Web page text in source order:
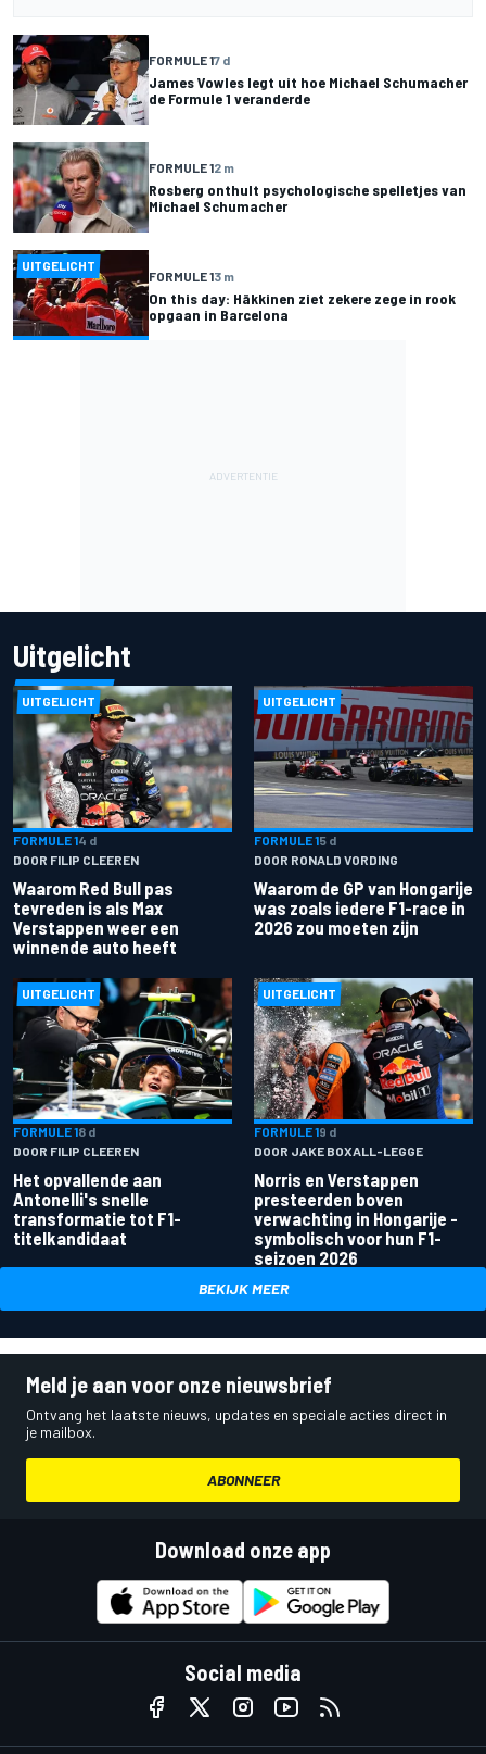
FORMULE 17 d
James Vowles legt uit hoe Michael Schumacher
de Formule 1 veranderde
FORMULE 12 m
Rosberg onthult psychologische spelletjes van
Michael Schumacher
UITGELICHT
FORMULE 13 m
On this day: Häkkinen ziet zekere zege in rook
opgaan in Barcelona
Uitgelicht
UITGELICHT
FORMULE 14 d
DOOR FILIP CLEEREN
Waarom Red Bull pas
tevreden is als Max
Verstappen weer een
winnende auto heeft
UITGELICHT
FORMULE 15 d
DOOR RONALD VORDING
Waarom de GP van Hongarije
was zoals iedere F1-race in
2026 zou moeten zijn
UITGELICHT
FORMULE 18 d
DOOR FILIP CLEEREN
Het opvallende aan
Antonelli's snelle
transformatie tot F1-
titelkandidaat
UITGELICHT
FORMULE 19 d
DOOR JAKE BOXALL-LEGGE
Norris en Verstappen
presteerden boven
verwachting in Hongarije -
symbolisch voor hun F1-
seizoen 2026
BEKIJK MEER
Meld je aan voor onze nieuwsbrief
Ontvang het laatste nieuws, updates en speciale acties direct in
je mailbox.
ABONNEER
Download onze app
Social media